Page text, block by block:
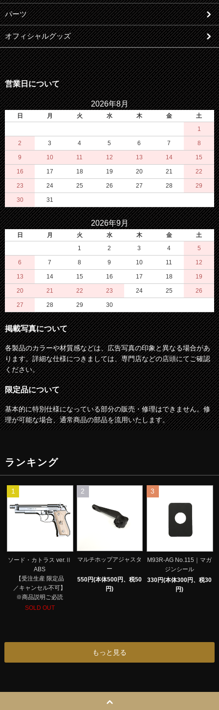
パーツ
オフィシャルグッズ
営業日について
2026年8月
日 月 火 水 木 金
土
1
2 3 4 5 6 7 8
9 10 11 12 13 14 15
16 17 18 19 20 21 22
23 24 25 26 27 28 29
30 31
2026年9月
日 月 火 水 木 金
土
1
2 3 4 5
6 7 8 9 10 11 12
13 14 15 16 17 18 19
20 21 22 23 24 25 26
27 28 29 30
掲載写真について
各製品のカラーや材質感などは、広告写真の印象と異なる場合があ
ります。詳細な仕様につきましては、専門店などの店頭にてご確認
ください。
限定品について
基本的に特別仕様になっている部分の販売・修理はできません。修
理が可能な場合、通常商品の部品を流用いたします。
ランキング
1
ソード・カトラス ver.Ⅱ
ABS
【受注生産 限定品
／キャンセル不可】
※商品説明ご必読
SOLD OUT
2
マルチホップアジャスタ
ー
550円(本体500円、税50
円)
3
M93R-AG No.115｜マガ
ジンシール
330円(本体300円、税30
円)
もっと見る